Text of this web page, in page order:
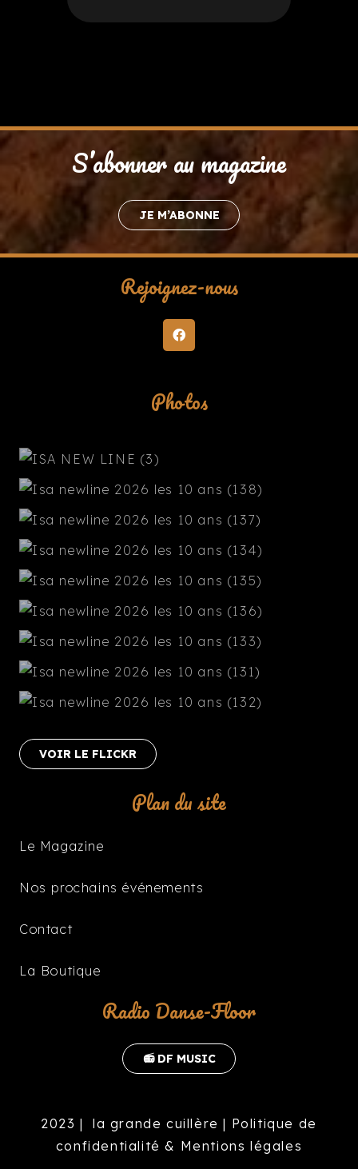
S’abonner au magazine
JE M’ABONNE
Rejoignez-nous
Photos
VOIR LE FLICKR
Plan du site
Le Magazine
Nos prochains événements
Contact
La Boutique
Radio Danse-Floor
📻 DF MUSIC
2023 | la grande cuillère | Politique de
confidentialité & Mentions légales